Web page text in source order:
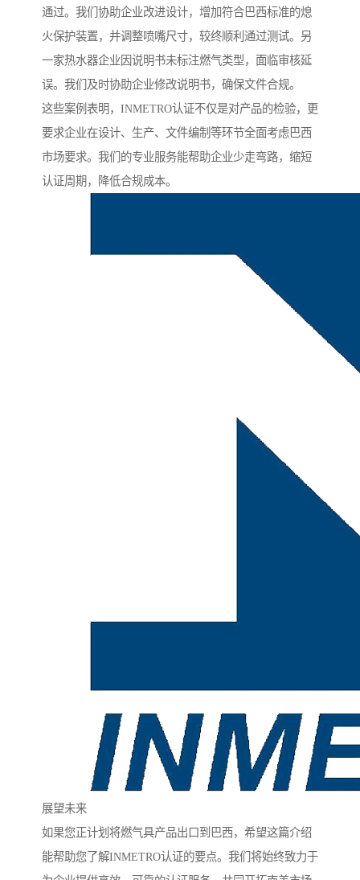
通过。我们协助企业改进设计，增加符合巴西标准的熄
火保护装置，并调整喷嘴尺寸，较终顺利通过测试。另
一家热水器企业因说明书未标注燃气类型，面临审核延
误。我们及时协助企业修改说明书，确保文件合规。
这些案例表明，INMETRO认证不仅是对产品的检验，更
要求企业在设计、生产、文件编制等环节全面考虑巴西
市场要求。我们的专业服务能帮助企业少走弯路，缩短
认证周期，降低合规成本。
展望未来
如果您正计划将燃气具产品出口到巴西，希望这篇介绍
能帮助您了解INMETRO认证的要点。我们将始终致力于